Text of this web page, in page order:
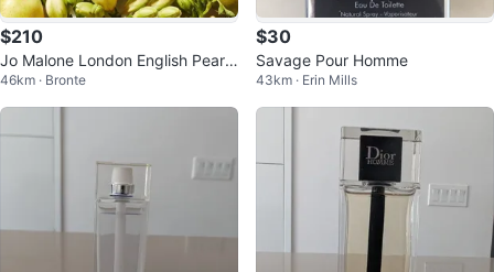
$210
Jo Malone London English Pear
& Freesia Cologne 100ml
46km · Bronte
$30
Savage Pour Homme
43km · Erin Mills